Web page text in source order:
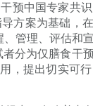
预中国专家共
方案为基础，
管理、评估和
分为仅膳食干
，提出切实可